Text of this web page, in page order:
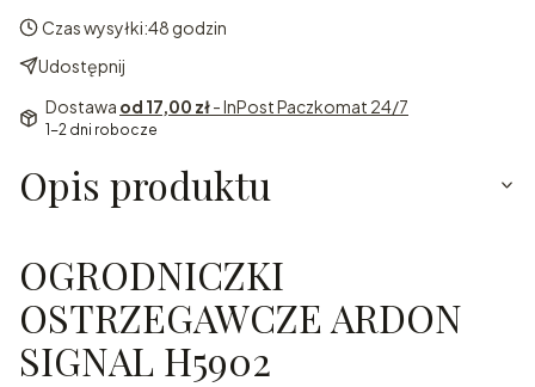
Czas wysyłki:48 godzin
Udostępnij
Dostawa od 17,00 zł- InPost Paczkomat 24/7
1-2 dni robocze
Opis produktu
OGRODNICZKI
OSTRZEGAWCZE ARDON
SIGNAL H5902